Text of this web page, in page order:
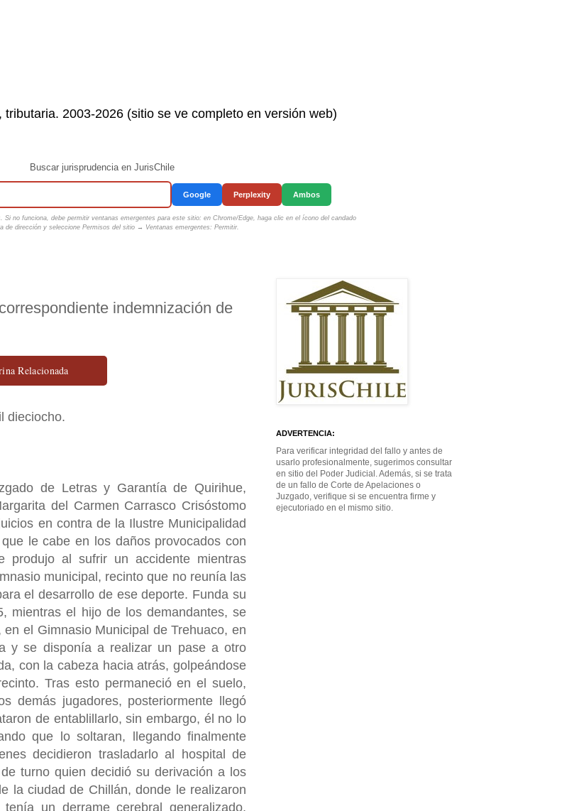
2003-2026 (sitio se ve completo en versión web)
Buscar jurisprudencia en JurisChile
Google Perplexity Ambos
no funciona, debe permitir ventanas emergentes para este sitio: en Chrome/Edge, haga clic en el ícono del candado
de dirección y seleccione Permisos del sitio → Ventanas emergentes: Permitir.
indemnización de
Relacionada
dieciocho.
de Letras y Garantía de Quirihue,
del Carmen Carrasco Crisóstomo
en contra de la Ilustre Municipalidad
le cabe en los daños provocados con
produjo al sufrir un accidente mientras
municipal, recinto que no reunía las
el desarrollo de ese deporte. Funda su
mientras el hijo de los demandantes, se
el Gimnasio Municipal de Trehuaco, en
y se disponía a realizar un pase a otro
con la cabeza hacia atrás, golpeándose
Tras esto permaneció en el suelo,
demás jugadores, posteriormente llegó
de entablillarlo, sin embargo, él no lo
que lo soltaran, llegando finalmente
decidieron trasladarlo al hospital de
turno quien decidió su derivación a los
la ciudad de Chillán, donde le realizaron
un derrame cerebral generalizado,
ADVERTENCIA:
Para verificar integridad del fallo y antes de
usarlo profesionalmente, sugerimos consultar
en sitio del Poder Judicial. Además, si se trata
de un fallo de Corte de Apelaciones o
Juzgado, verifique si se encuentra firme y
ejecutoriado en el mismo sitio.